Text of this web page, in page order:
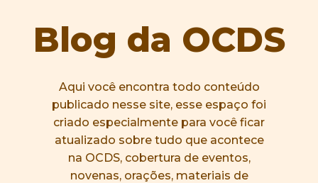
Blog da OCDS
Aqui você encontra todo conteúdo
publicado nesse site, esse espaço foi
criado especialmente para você ficar
atualizado sobre tudo que acontece
na OCDS, cobertura de eventos,
novenas, orações, materiais de